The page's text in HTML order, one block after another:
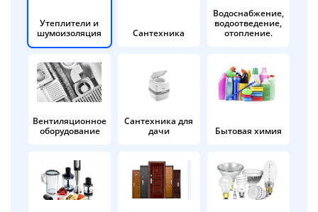
Утеплители и
шумоизоляция
Сантехника
Водоснабжение,
водоотведение,
отопление.
Вентиляционное
оборудование
Сантехника для
дачи
Бытовая химия
Оставшиеся
% будут
по25%каждые 2 недели
Подробнее
об оплате Плайтом